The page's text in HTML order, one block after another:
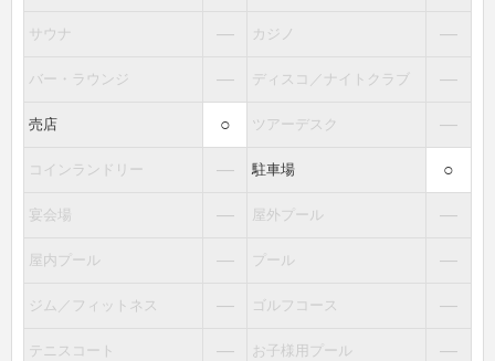
サウナ ― カジノ ―
バー・ラウンジ ― ディスコ／ナイトクラブ ―
売店 ○ ツアーデスク ―
コインランドリー ― 駐車場 ○
宴会場 ― 屋外プール ―
屋内プール ― プール ―
ジム／フィットネス ― ゴルフコース ―
テニスコート ― お子様用プール ―